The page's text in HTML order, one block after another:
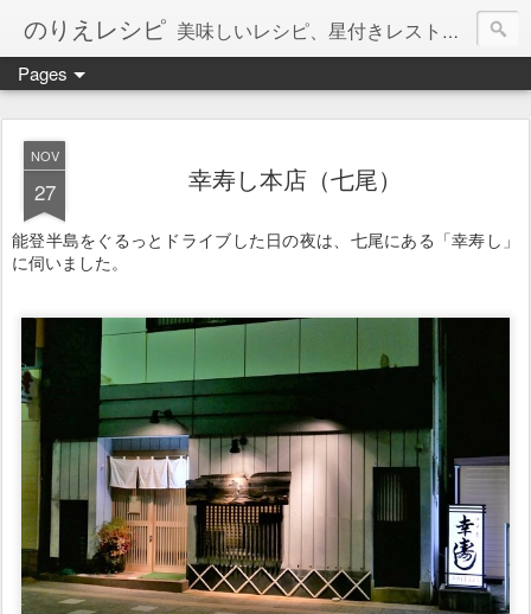
のりえレシピ 美味しいレシピ、星付きレストラン、絶品お取り寄せを紹介しています。
Pages
NOV
27 幸寿し本店（七尾）
能登半島をぐるっとドライブした日の夜は、七尾にある「幸寿し」
に伺いました。